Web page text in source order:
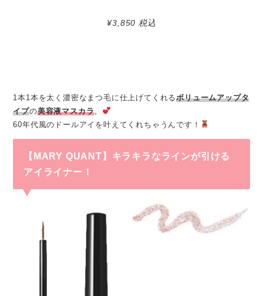
¥3,850 税込
1本1本を太く濃密なまつ毛に仕上げてくれるボリュームアップタ
イプの美容液マスカラ。
60年代風のドールアイを叶えてくれちゃうんです！
【MARY QUANT】キラキラなラインが引ける
アイライナー ！